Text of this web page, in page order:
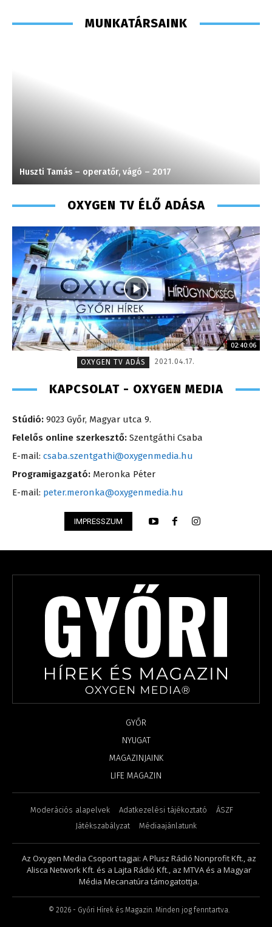
MUNKATÁRSAINK
Huszti Tamás – operatőr, vágó – 2017
OXYGEN TV ÉLŐ ADÁSA
02:40:06
OXYGEN TV ADÁS
2021.04.17.
KAPCSOLAT - OXYGEN MEDIA
Stúdió: 9023 Győr, Magyar utca 9.
Felelős online szerkesztő: Szentgáthi Csaba
E-mail: csaba.szentgathi@oxygenmedia.hu
Programigazgató: Meronka Péter
E-mail: peter.meronka@oxygenmedia.hu
IMPRESSZUM
GYŐR
NYUGAT
MAGAZINJAINK
LIFE MAGAZIN
Moderációs alapelvek Adatkezelési tájékoztató
ÁSZF
Játékszabályzat
Médiaajánlatunk
Az Oxygen Media Csoport tagjai: A Plusz Rádió Nonprofit Kft., az
Alisca Network Kft. és a Lajta Rádió Kft., az MTVA és a Magyar
Média Mecanatúra támogatottja.
© 2026 - Győri Hírek és Magazin. Minden jog fenntartva.